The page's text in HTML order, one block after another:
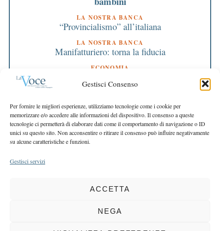
Gestisci Consenso
Per fornire le migliori esperienze, utilizziamo tecnologie come i cookie per
memorizzare e/o accedere alle informazioni del dispositivo. Il consenso a queste
tecnologie ci permetterà di elaborare dati come il comportamento di navigazione o ID
unici su questo sito. Non acconsentire o ritirare il consenso può influire negativamente
su alcune caratteristiche e funzioni.
Gestisci servizi
ACCETTA
NEGA
LA NOSTRA BANCA
“Provincialismo” all’italiana
LA NOSTRA BANCA
Manifatturiero: torna la fiducia
ECONOMIA
Tutte le risposte sulla salute si trovano nel sito
web europeo
Siamo in piena tabella di marcia
EDITORIALE PRESIDENTE
I nostri valori indicano la rotta
COPYRIGHT 2025 LA VOCE |PRIVACY
BCC DI BUSTO GAROLFO E BUGUGGIATE